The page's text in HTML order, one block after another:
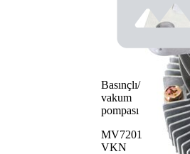
kayış
tahrikli
pompası
materyali
Basınçlı/
vakum
pompası
MV7201
VKN